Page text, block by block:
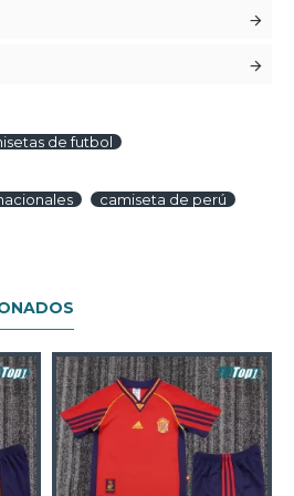
de futbol
camiseta de perú